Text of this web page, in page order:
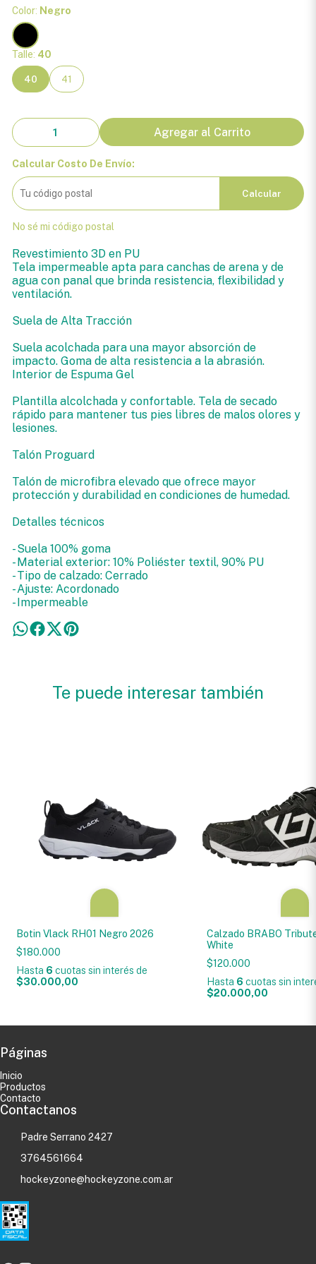
Color: Negro
Talle: 40
40 41
Agregar al Carrito
Calcular Costo De Envío:
Calcular
No sé mi código postal
Revestimiento 3D en PU
Tela impermeable apta para canchas de arena y de
agua con panal que brinda resistencia, flexibilidad y
ventilación.
Suela de Alta Tracción
Suela acolchada para una mayor absorción de
impacto. Goma de alta resistencia a la abrasión.
Interior de Espuma Gel
Plantilla alcolchada y confortable. Tela de secado
rápido para mantener tus pies libres de malos olores y
lesiones.
Talón Proguard
Talón de microfibra elevado que ofrece mayor
protección y durabilidad en condiciones de humedad.
Detalles técnicos
- Suela 100% goma
- Material exterior: 10% Poliéster textil, 90% PU
- Tipo de calzado: Cerrado
- Ajuste: Acordonado
- Impermeable
Te puede interesar también
Botin Vlack RH01 Negro 2026
$180.000
Hasta 6 cuotas sin interés de
$30.000,00
Calzado BRABO
White
$120.000
Hasta 6 cuotas sin
$20.000,00
Páginas
Inicio
Productos
Contacto
Contactanos
Padre Serrano 2427
3764561664
hockeyzone@hockeyzone.com.ar